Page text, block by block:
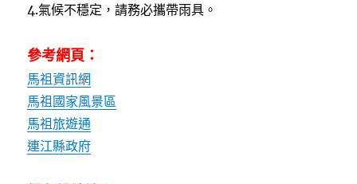
4.氣候不穩定，請務必攜帶雨具。
參考網頁：
馬祖資訊網
馬祖國家風景區
馬祖旅遊通
連江縣政府